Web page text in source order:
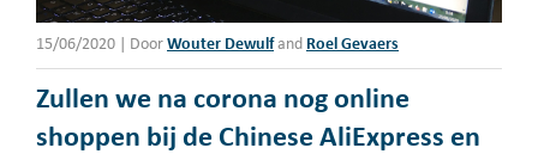
15/06/2020 Door Wouter Dewulfand Roel Gevaers
Zullen we na corona nog online
shoppen bij de Chinese AliExpress en